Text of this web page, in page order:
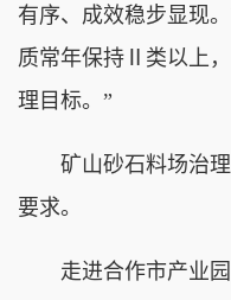
有序、成效稳步显现
质常年保持Ⅱ类以上，
理目标。”
矿山砂石料场治理
要求。
走进合作市产业园